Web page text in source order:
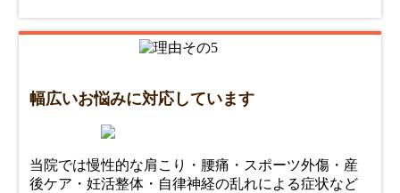
幅広いお悩みに対応しています
当院では慢性的な肩こり・腰痛・スポーツ外傷・産
後ケア・妊活整体・自律神経の乱れによる症状など